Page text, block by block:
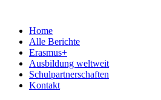
Home
Alle Berichte
Erasmus+
Ausbildung weltweit
Schulpartnerschaften
Kontakt